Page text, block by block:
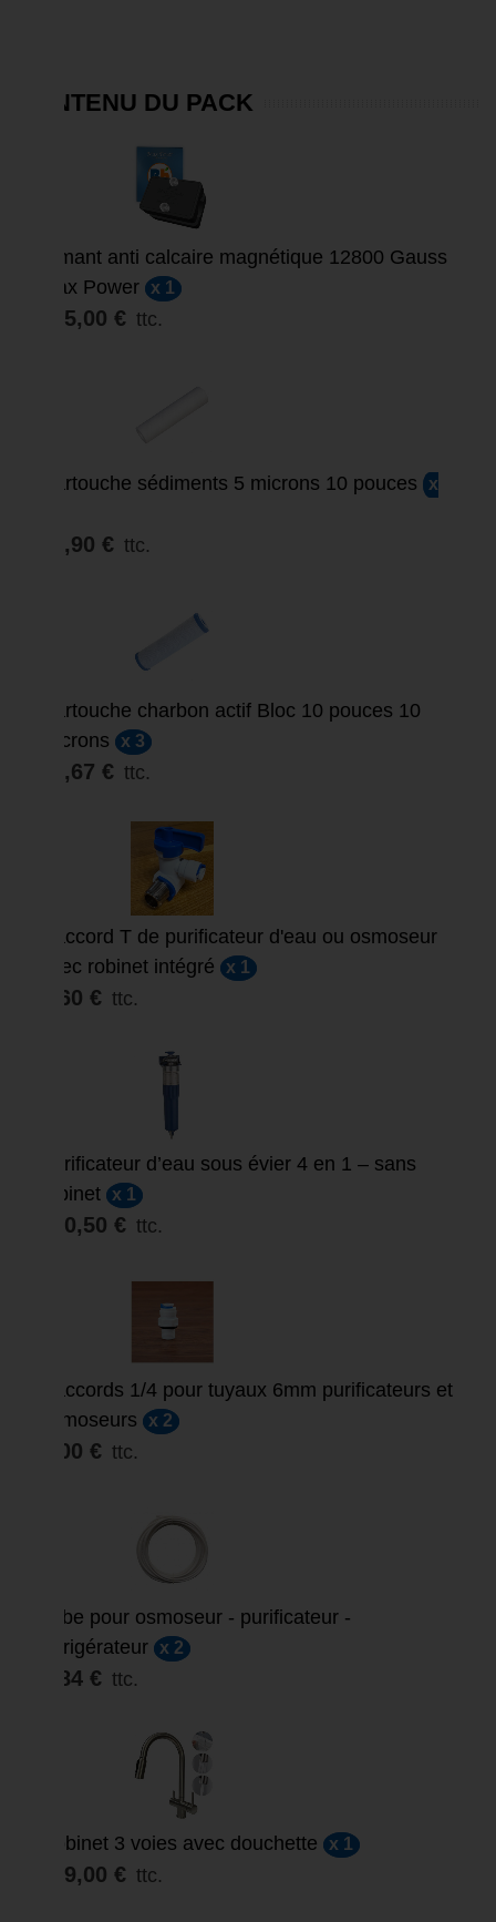
CONTENU DU PACK
Aimant anti calcaire magnétique 12800 Gauss
Max Power x 1
105,00 € ttc.
Cartouche sédiments 5 microns 10 pouces
x
15,90 € ttc.
Cartouche charbon actif Bloc 10 pouces 10
microns x 3
29,67 € ttc.
Raccord T de purificateur d'eau ou osmoseur
avec robinet intégré x 1
9,60 € ttc.
Purificateur d’eau sous évier 4 en 1 – sans
robinet x 1
320,50 € ttc.
Raccords 1/4 pour tuyaux 6mm purificateurs et
osmoseurs x 2
5,00 € ttc.
Tube pour osmoseur - purificateur -
réfrigérateur x 2
3,84 € ttc.
Robinet 3 voies avec douchette x 1
109,00 € ttc.